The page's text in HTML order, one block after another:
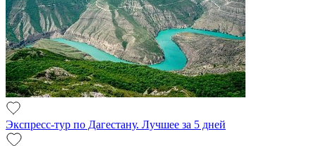
Экспресс-тур по Дагестану. Лучшее за 5 дней